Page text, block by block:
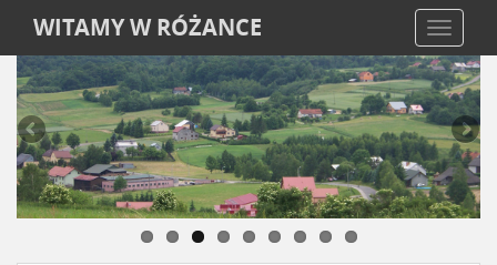
WITAMY W RÓŻANCE